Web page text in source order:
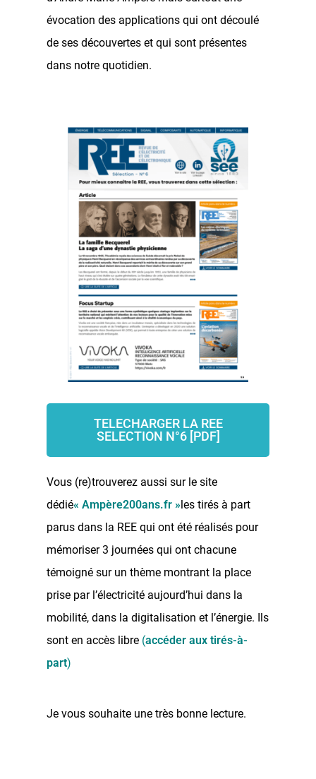
évocation des applications qui ont découlé
de ses découvertes et qui sont présentes
dans notre quotidien.
TELECHARGER LA REE
SELECTION N°6 [PDF]
Vous (re)trouverez aussi sur le site
dédié« Ampère200ans.fr »les tirés à part
parus dans la REE qui ont été réalisés pour
mémoriser 3 journées qui ont chacune
témoigné sur un thème montrant la place
prise par l’électricité aujourd’hui dans la
mobilité, dans la digitalisation et l’énergie. Ils
sont en accès libre (accéder aux tirés-à-
part)
Je vous souhaite une très bonne lecture.